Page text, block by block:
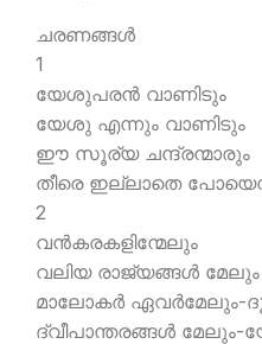
ചരണങ്ങള്‍
1
യേശുപരന്‍ വാണിടും
യേശു എന്നും വാണിടും
ഈ സൂര്യ ചന്ദ്രന്മാരും
തീരെ ഇല്ലാതെ
2
വന്‍കരകളിന്മേലും
വലിയ രാജ്യങ്ങള്‍ മേലും
മാലോകര്‍ ഏവര്‍മേലും-
ദ്വീപാന്തരങ്ങള്‍